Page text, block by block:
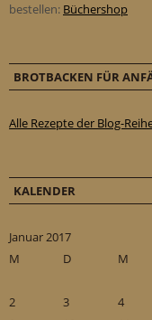
bestellen: Büchershop
BROTBACKEN FÜR
Alle Rezepte der Blog-
KALENDER
Januar 2017
M
D M
2
3 4